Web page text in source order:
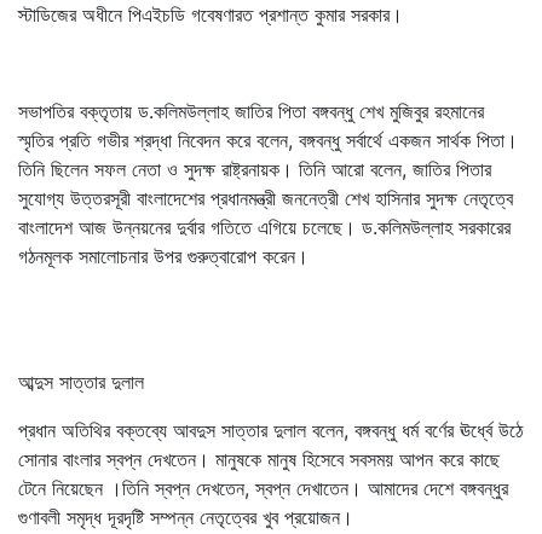
স্টাডিজের অধীনে পিএইচডি গবেষণারত প্রশান্ত কুমার সরকার।
সভাপতির বক্তৃতায় ড.কলিমউল্লাহ জাতির পিতা বঙ্গবন্ধু শেখ মুজিবুর রহমানের
স্মৃতির প্রতি গভীর শ্রদ্ধা নিবেদন করে বলেন, বঙ্গবন্ধু সর্বার্থে একজন সার্থক পিতা।
তিনি ছিলেন সফল নেতা ও সুদক্ষ রাষ্ট্রনায়ক। তিনি আরো বলেন, জাতির পিতার
সুযোগ্য উত্তরসূরী বাংলাদেশের প্রধানমন্ত্রী জননেত্রী শেখ হাসিনার সুদক্ষ নেতৃত্বে
বাংলাদেশ আজ উন্নয়নের দুর্বার গতিতে এগিয়ে চলেছে। ড.কলিমউল্লাহ সরকারের
গঠনমূলক সমালোচনার উপর গুরুত্বারোপ করেন।
আব্দুস সাত্তার দুলাল
প্রধান অতিথির বক্তব্যে আবদুস সাত্তার দুলাল বলেন, বঙ্গবন্ধু ধর্ম বর্ণের ঊর্ধ্বে উঠে
সোনার বাংলার স্বপ্ন দেখতেন। মানুষকে মানুষ হিসেবে সবসময় আপন করে কাছে
টেনে নিয়েছেন ।তিনি স্বপ্ন দেখতেন, স্বপ্ন দেখাতেন। আমাদের দেশে বঙ্গবন্ধুর
গুণাবলী সমৃদ্ধ দূরদৃষ্টি সম্পন্ন নেতৃত্বের খুব প্রয়োজন।